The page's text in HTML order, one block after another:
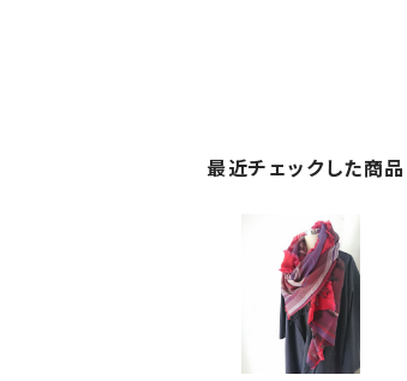
最近チェックした商品